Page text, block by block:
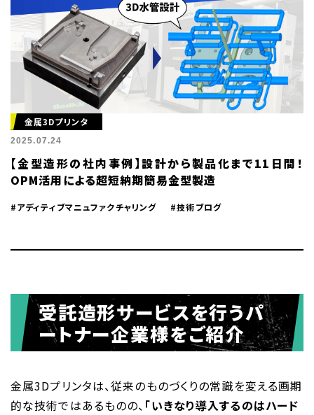
金属3Dプリンタ
2025.07.24
【金型造形の社内事例】設計から製品化まで11日間！
OPM活用による超短納期簡易金型製造
#アディティブマニュファクチャリング #技術ブログ
受託造形サービスを行うパ
ートナー企業様をご紹介
金属3Dプリンタは、従来のものづくりの常識を変える画期
的な技術ではあるものの、 「いきなり導入するのはハード